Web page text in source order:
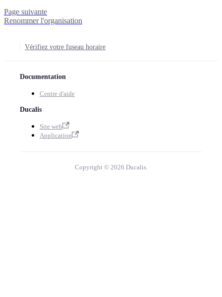
Page suivante
Renommer l'organisation
Vérifiez votre fuseau horaire
Documentation
Centre d'aide
Ducalis
Site web
Application
Copyright © 2026 Ducalis.